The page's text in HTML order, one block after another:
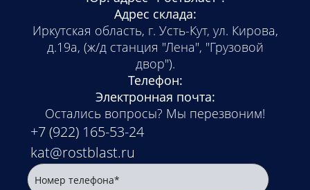
Адрес склада:
Иркутская область, г. Усть-Кут, ул. Кирова,
д.19а, (ж/д станция "Лена", "Грузовой
двор").
Телефон:
Электронная почта:
Остались вопросы? Мы перезвоним!
+7 (922) 165-53-24
kat@rostblast.ru